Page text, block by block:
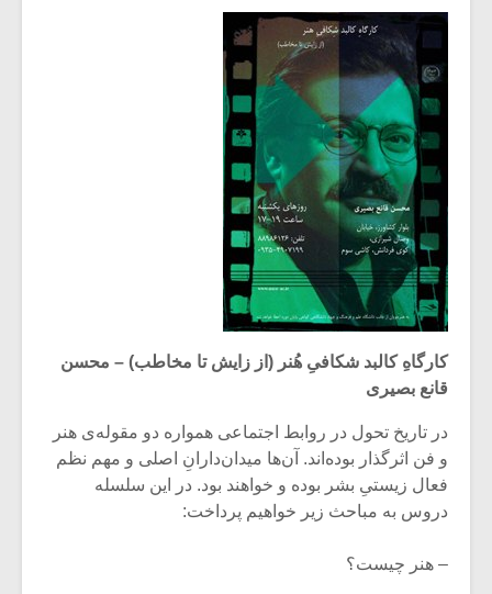
کارگاهِ کالبد شکافیِ هُنر (از زایش تا مخاطب) – محسن
قانع بصیری
در تاریخ تحول در روابط اجتماعی همواره دو مقوله‌ی هنر
و فن اثرگذار بوده‌اند. آن‌ها میدان‌دارانِ اصلی و مهم نظم
فعال زیستیِ بشر بوده و خواهند بود. در این سلسله
دروس به مباحث زیر خواهیم پرداخت:
– هنر چیست؟